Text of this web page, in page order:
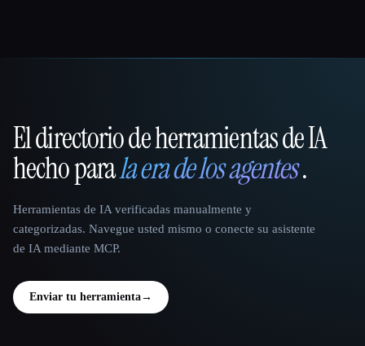
That AI Collection
El directorio de herramientas de IA
hecho parala era de los agentes.
Herramientas de IA verificadas manualmente y
categorizadas. Navegue usted mismo o conecte su asistente
de IA mediante MCP.
Enviar tu herramienta→